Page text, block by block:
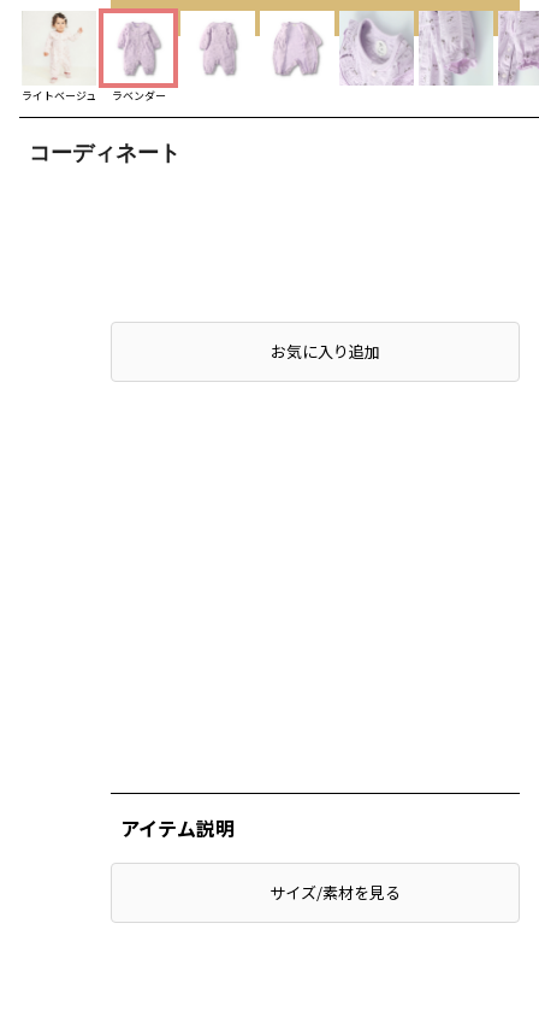
ライトベージュ ラベンダー
コーディネート
お気に入り追加
アイテム説明
サイズ/素材を見る